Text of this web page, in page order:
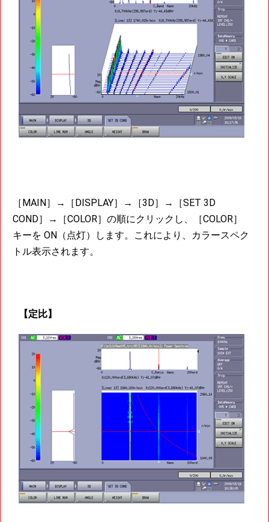
［MAIN］→［DISPLAY］→［3D］→［SET 3D
COND］→［COLOR］の順にクリックし、［COLOR］
キーを ON（点灯）します。これにより、カラースペク
トル表示されます。
【定比】